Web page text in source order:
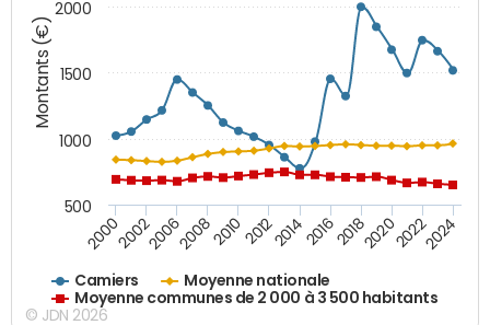
Montants (€)
Camiers
Moyenne nationale
Moyenne communes de 2 000 à 3 500 habitants
200020022006200820102012201420162018202020222024
500
1000
1500
2000
© JDN 2026